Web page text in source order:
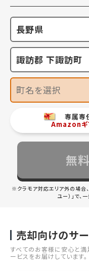
長野県
諏訪郡 下諏訪町
町名を選択
専属専
Amazonギ
無
※クラモア対応エリア外の場合
ユー）」で、
売却向けのサ
すべてのお客様に安心と満
ービスをお届けしています。